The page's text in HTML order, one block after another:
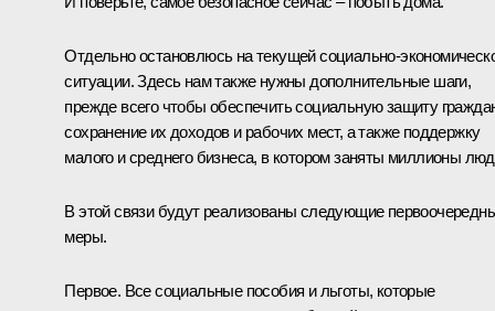
Отдельно остановлюсь на текущей социально-
ситуации. Здесь нам также нужны дополнительные шаги,
прежде всего чтобы обеспечить социальную защиту
сохранение их доходов и рабочих мест, а также поддержку
малого и среднего бизнеса, в котором заняты миллионы
В этой связи будут реализованы следующие
меры.
Первое. Все социальные пособия и льготы, которые